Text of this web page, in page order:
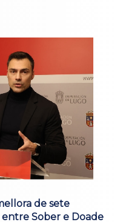
de sete
Sober e Doade